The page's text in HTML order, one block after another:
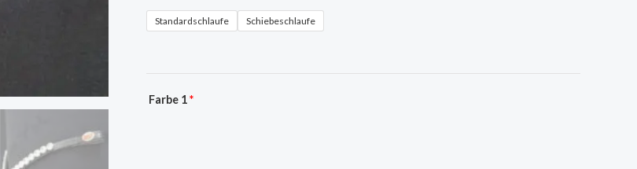
Standardschlaufe Schiebeschlaufe
Farbe 1*